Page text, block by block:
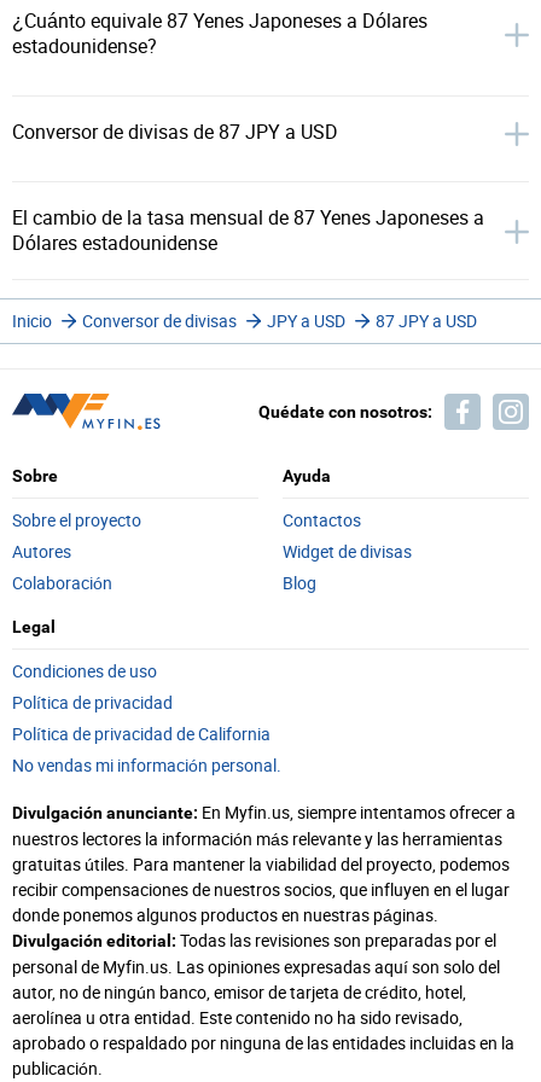
¿Cuánto equivale 87 Yenes Japoneses a Dólares
estadounidense?
Conversor de divisas de 87 JPY a USD
El cambio de la tasa mensual de 87 Yenes Japoneses a
Dólares estadounidense
Inicio Conversor de divisas JPY a USD 87 JPY a USD
Quédate con nosotros:
Sobre
Sobre el proyecto
Autores
Colaboración
Ayuda
Contactos
Widget de divisas
Blog
Legal
Condiciones de uso
Política de privacidad
Política de privacidad de California
No vendas mi información personal.
Divulgación anunciante: En Myfin.us, siempre intentamos ofrecer a
nuestros lectores la información más relevante y las herramientas
gratuitas útiles. Para mantener la viabilidad del proyecto, podemos
recibir compensaciones de nuestros socios, que influyen en el lugar
donde ponemos algunos productos en nuestras páginas.
Divulgación editorial: Todas las revisiones son preparadas por el
personal de Myfin.us. Las opiniones expresadas aquí son solo del
autor, no de ningún banco, emisor de tarjeta de crédito, hotel,
aerolínea u otra entidad. Este contenido no ha sido revisado,
aprobado o respaldado por ninguna de las entidades incluidas en la
publicación.